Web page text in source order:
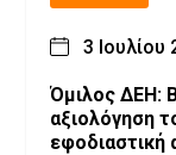
3 Ιουλίου
Όμιλος ΔΕΗ:
αξιολόγηση
εφοδιαστική